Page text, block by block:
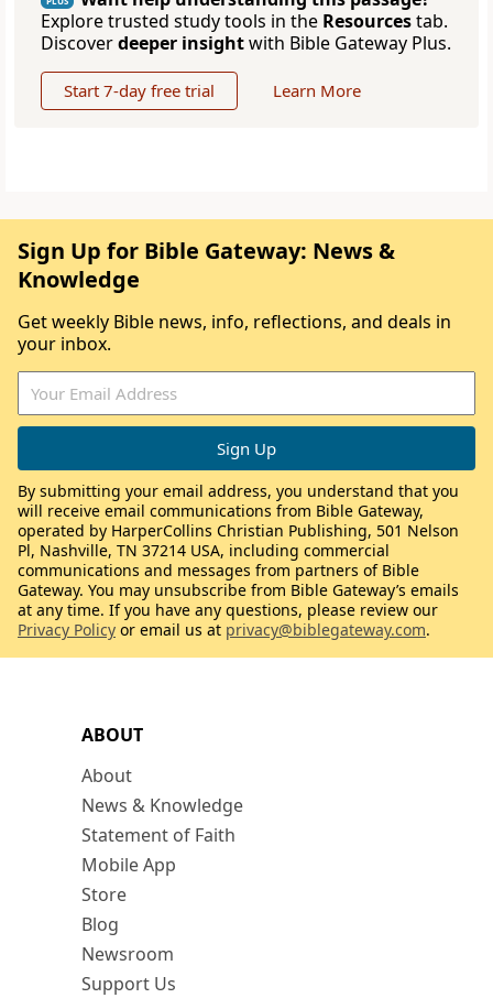
Explore trusted study tools in the Resourcestab.
Discoverdeeper insightwith Bible Gateway Plus.
Start 7-day free trial Learn More
ABOUT
About
News & Knowledge
Statement of Faith
Mobile App
Store
Blog
Newsroom
Support Us
Sign Up for Bible Gateway: News &
Knowledge
Get weekly Bible news, info, reflections, and deals in
your inbox.
By submitting your email address, you understand that you
will receive email communications from Bible Gateway,
operated by HarperCollins Christian Publishing, 501 Nelson
Pl, Nashville, TN 37214 USA, including commercial
communications and messages from partners of Bible
Gateway. You may unsubscribe from Bible Gateway’s emails
at any time. If you have any questions, please review our
Privacy Policy or email us at privacy@biblegateway.com.